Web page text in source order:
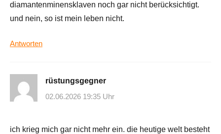
diamantenminensklaven noch gar nicht berücksichtigt.
und nein, so ist mein leben nicht.
Antworten
rüstungsgegner
02.06.2026 19:35 Uhr
ich krieg mich gar nicht mehr ein. die heutige welt besteht